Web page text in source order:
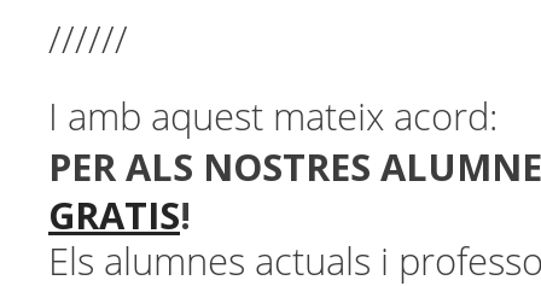
//////
I amb aquest mateix acord:
PER ALS NOSTRES
GRATIS!
Els alumnes actuals i